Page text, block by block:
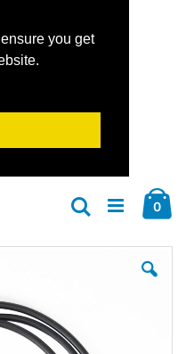
you get
0
Suche